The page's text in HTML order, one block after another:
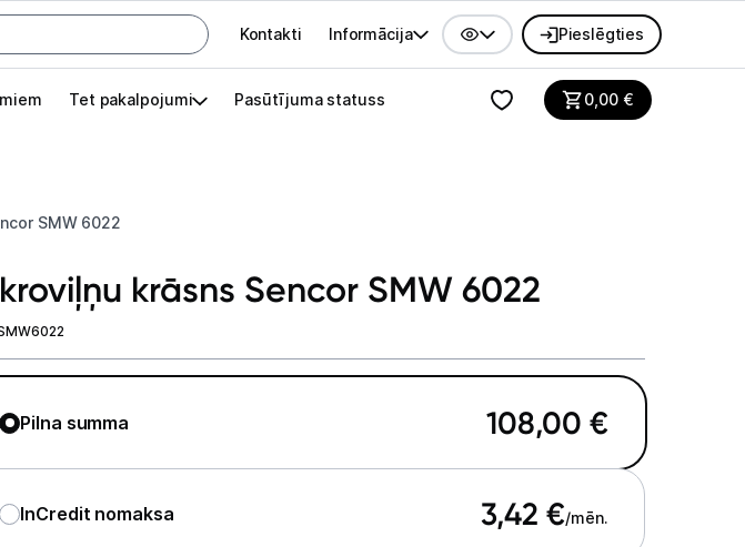
Galvenes izvēlne
Kontakti Informācija Pieslēgties
Tet pakalpojumi Pasūtījuma statuss 0,00€
SMW 6022
Pieslēgties
krāsns Sencor SMW 6022
Pilna summa 108,00 €
InCredit nomaksa 3,42 €/mēn.